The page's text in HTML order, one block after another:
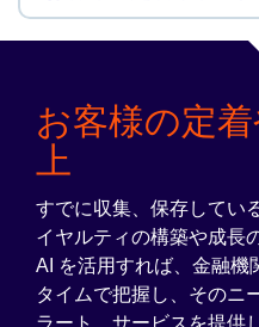
お客様の定
上
すでに収集、保存してい
イヤルティの構築や成長
AI を活用すれば、金融機
タイムで把握し、そのニ